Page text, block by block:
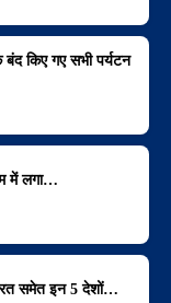
किए गए सभी पर्यटन
में लगा…
समेत इन 5 देशों…